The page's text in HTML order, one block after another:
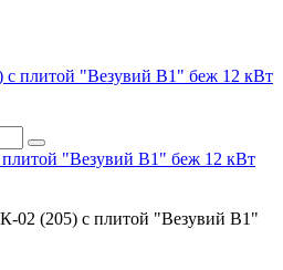
"Везувий В1" беж 12 кВт
02 (205) с плитой "Везувий В1"